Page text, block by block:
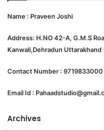
Name : Praveen Joshi
Address: H.NO 42-A, G.M.S
Kanwali,Dehradun
Contact Number : 9719833000
Email Id :
Archives